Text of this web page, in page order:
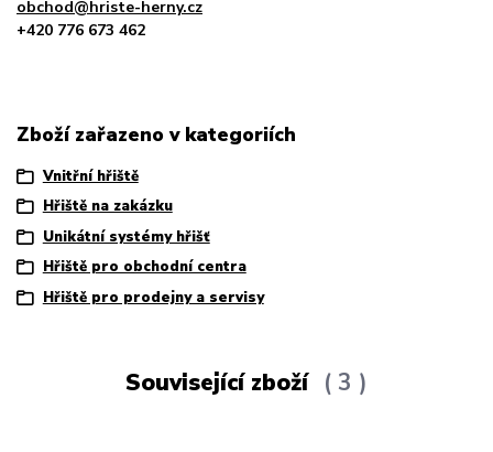
obchod@hriste-herny.cz
+420 776 673 462
Zboží zařazeno v kategoriích
Vnitřní hřiště
Hřiště na zakázku
Unikátní systémy hřišť
Hřiště pro obchodní centra
Hřiště pro prodejny a servisy
Související zboží 3